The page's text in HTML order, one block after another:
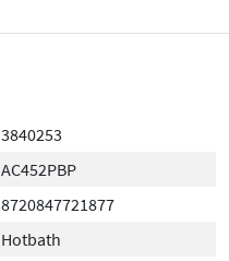
3840253
AC452PBP
8720847721877
Hotbath